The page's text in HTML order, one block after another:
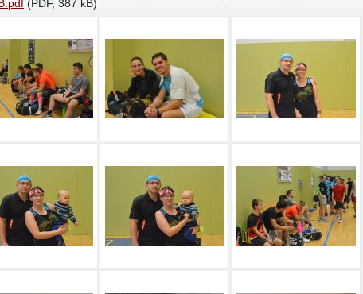
(PDF, 387 kB)